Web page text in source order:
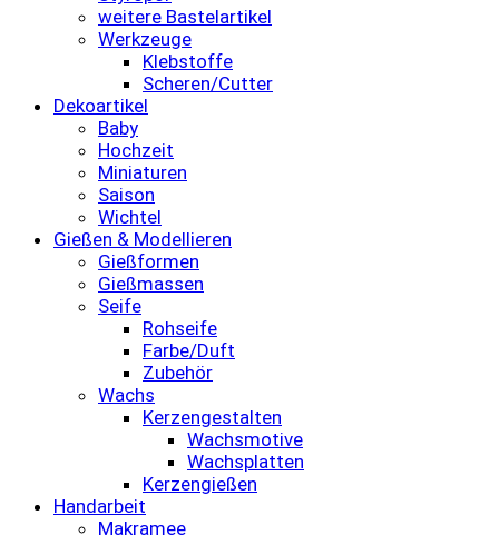
weitere Bastelartikel
Werkzeuge
Klebstoffe
Scheren/Cutter
Dekoartikel
Baby
Hochzeit
Miniaturen
Saison
Wichtel
Gießen & Modellieren
Gießformen
Gießmassen
Seife
Rohseife
Farbe/Duft
Zubehör
Wachs
Kerzengestalten
Wachsmotive
Wachsplatten
Kerzengießen
Handarbeit
Makramee